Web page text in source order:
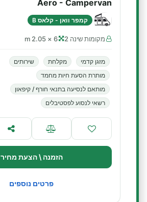
Aero - Campervan
קמפר וואן - קלאס B
מקומות שינה 2 6 × 2.05 m
מזגן קדמי מקלחת
שירותים
מותרת הסעת חיות מחמד
מותאם לנסיעה בתנאי חורף / קיפאון
רשאי לנסוע לפסטיבלים
הזמנה \ הצעת מחיר
פרטים נוספים